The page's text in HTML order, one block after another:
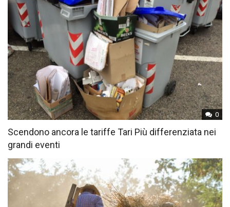
0
Scendono ancora le tariffe Tari Più differenziata nei
grandi eventi